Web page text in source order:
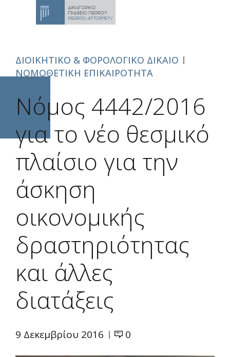
ΔΙΟΙΚΗΤΙΚΟ & ΦΟΡΟΛΟΓΙΚΟ ΔΙΚΑΙΟ
ΝΟΜΟΘΕΤΙΚΗ ΕΠΙΚΑΙΡΟΤΗΤΑ
Νόμος 4442/2016
για το νέο θεσμικό
πλαίσιο για την
άσκηση
οικονομικής
δραστηριότητας
και άλλες
διατάξεις
9 Δεκεμβρίου 2016 0